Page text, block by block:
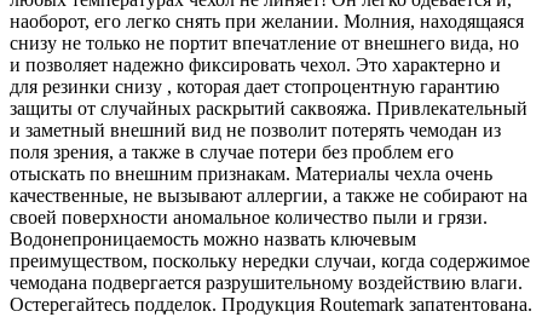
наоборот, его легко снять при желании. Молния, находящаяся
снизу не только не портит впечатление от внешнего вида, но
и позволяет надежно фиксировать чехол. Это характерно и
для резинки снизу , которая дает стопроцентную гарантию
защиты от случайных раскрытий саквояжа. Привлекательный
и заметный внешний вид не позволит потерять чемодан из
поля зрения, а также в случае потери без проблем его
отыскать по внешним признакам. Материалы чехла очень
качественные, не вызывают аллергии, а также не собирают на
своей поверхности аномальное количество пыли и грязи.
Водонепроницаемость можно назвать ключевым
преимуществом, поскольку нередки случаи, когда содержимое
чемодана подвергается разрушительному воздействию влаги.
Остерегайтесь подделок. Продукция Routemark запатентована.